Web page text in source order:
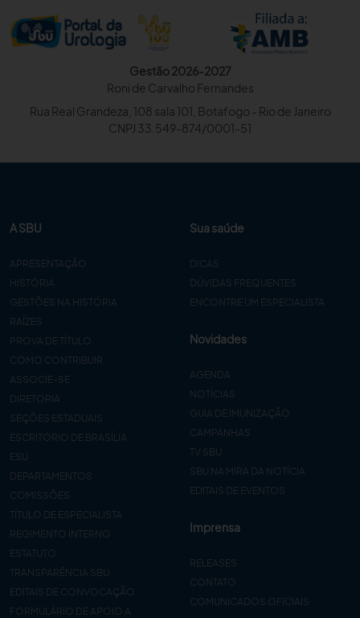
Gestão 2026-2027
Roni de Carvalho Fernandes
Rua Real Grandeza, 108 sala 101, Botafogo - Rio de Janeiro
CNPJ 33.549-874/0001-51
A SBU
APRESENTAÇÃO
HISTÓRIA
GESTÕES NA HISTÓRIA
RAÍZES
PROVA DE TÍTULO
COMO CONTRIBUIR
ASSOCIE-SE
DIRETORIA
SEÇÕES ESTADUAIS
ESCRITÓRIO DE BRASÍLIA
ESU
DEPARTAMENTOS
COMISSÕES
TÍTULO DE ESPECIALISTA
REGIMENTO INTERNO
ESTATUTO
TRANSPARÊNCIA SBU
EDITAIS DE CONVOCAÇÃO
FORMULÁRIO DE APOIO A
Sua saúde
DICAS
DÚVIDAS FREQUENTES
ENCONTRE UM ESPECIALISTA
Novidades
AGENDA
NOTÍCIAS
GUIA DE IMUNIZAÇÃO
CAMPANHAS
TV SBU
SBU NA MIRA DA NOTÍCIA
EDITAIS DE EVENTOS
Imprensa
RELEASES
CONTATO
COMUNICADOS OFICIAIS